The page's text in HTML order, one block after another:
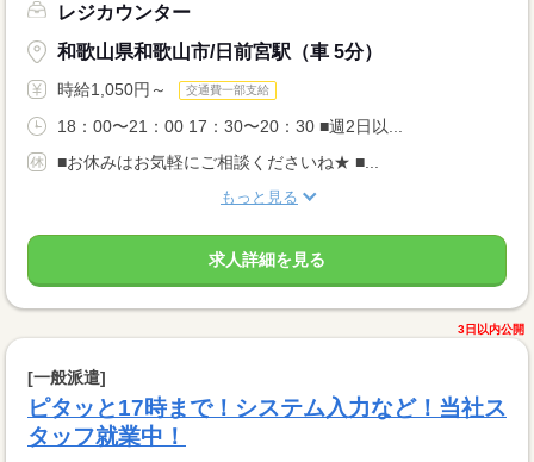
レジカウンター
和歌山県和歌山市/日前宮駅（車 5分）
時給1,050円～ 交通費一部支給
18：00〜21：00 17：30〜20：30 ■週2日以...
■お休みはお気軽にご相談くださいね★ ■...
もっと見る
求人詳細を見る
3日以内公開
[一般派遣]
ピタッと17時まで！システム入力など！当社ス
タッフ就業中！